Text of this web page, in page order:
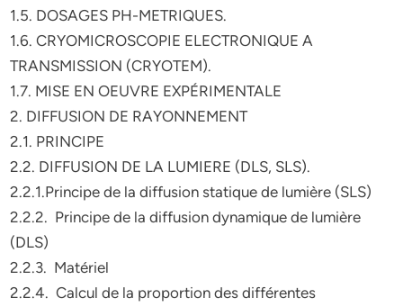
1.5. DOSAGES PH-METRIQUES.
1.6. CRYOMICROSCOPIE ELECTRONIQUE A
TRANSMISSION (CRYOTEM).
1.7. MISE EN OEUVRE EXPÉRIMENTALE
2. DIFFUSION DE RAYONNEMENT
2.1. PRINCIPE
2.2. DIFFUSION DE LA LUMIERE (DLS, SLS).
2.2.1.Principe de la diffusion statique de lumière (SLS)
2.2.2. Principe de la diffusion dynamique de lumière
(DLS)
2.2.3. Matériel
2.2.4. Calcul de la proportion des différentes